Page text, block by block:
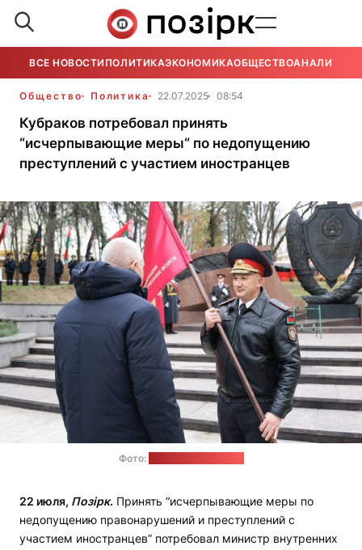
ВСЕ НОВОСТИ ПОЛИТИКАЭКОНОМИКАОБЩЕСТВОАНАЛИТИКА
Общество Политика 22.07.2025 08:54
Кубраков потребовал принять
“исчерпывающие меры“ по недопущению
преступлений с участием иностранцев
Фото:
22 июля, Позірк. Принять “исчерпывающие меры по
недопущению правонарушений и преступлений с
участием иностранцев” потребовал министр внутренних